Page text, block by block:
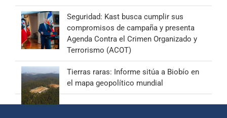
Seguridad: Kast busca cumplir sus
compromisos de campaña y presenta
Agenda Contra el Crimen Organizado y
Terrorismo (ACOT)
Tierras raras: Informe sitúa a Biobío en
el mapa geopolítico mundial